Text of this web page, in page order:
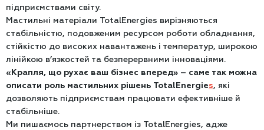
підприємствами світу.
Мастильні матеріали TotalEnergies вирізняються
стабільністю, подовженим ресурсом роботи обладнання,
стійкістю до високих навантажень і температур, широкою
лінійкою в’язкостей та безперервними інноваціями.
«Крапля, що рухає ваш бізнес вперед» – саме так можна
описати роль мастильних рішень TotalEnergies, які
дозволяють підприємствам працювати ефективніше й
стабільніше.
Ми пишаємось партнерством із TotalEnergies, адже